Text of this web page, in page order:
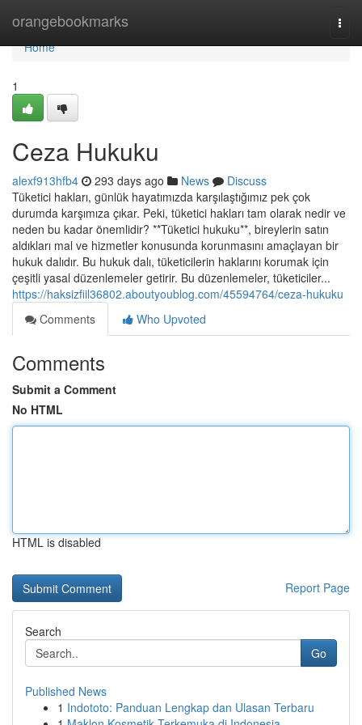
orangebookmarks
Home
Home
1
Ceza Hukuku
alexf913hfb4 293 days ago News
Discuss
Tüketici hakları, günlük hayatımızda karşılaştığımız pek çok
durumda karşımıza çıkar. Peki, tüketici hakları tam olarak nedir ve
neden bu kadar önemlidir? **Tüketici hukuku**, bireylerin satın
aldıkları mal ve hizmetler konusunda korunmasını amaçlayan bir
hukuk dalıdır. Bu hukuk dalı, tüketicilerin haklarını korumak için
çeşitli yasal düzenlemeler getirir. Bu düzenlemeler, tüketiciler...
https://haksizfiil36802.aboutyoublog.com/45594764/ceza-hukuku
Comments
Who Upvoted
Comments
Submit a Comment
No HTML
HTML is disabled
Report Page
Search
Go
Published News
1 Indototo: Panduan Lengkap dan Ulasan Terbaru